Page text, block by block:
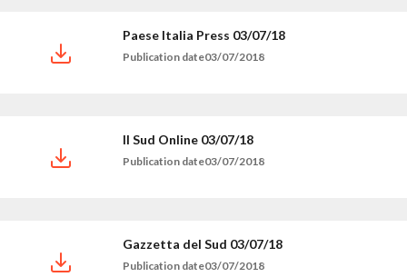
Paese Italia Press 03/07/18
Publication date03/07/2018
Il Sud Online 03/07/18
Publication date03/07/2018
Gazzetta del Sud 03/07/18
Publication date03/07/2018